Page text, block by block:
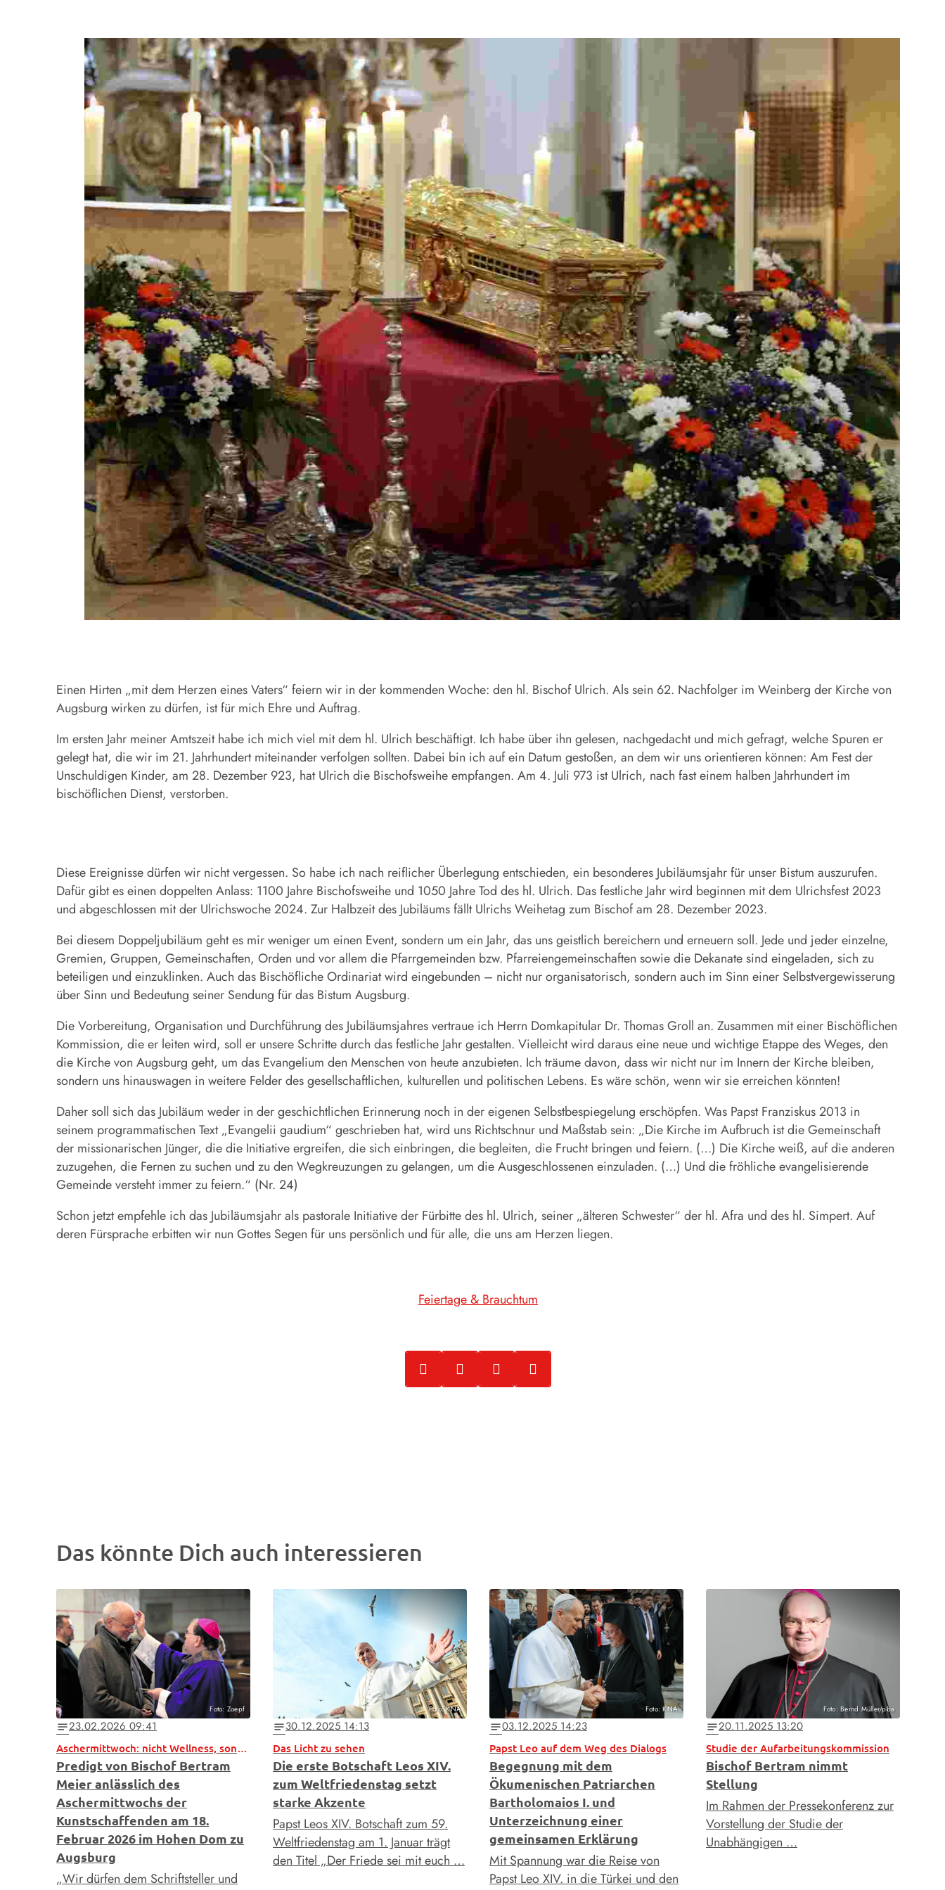
Einen Hirten „mit dem Herzen eines Vaters“ feiern wir in der kommenden Woche: den hl. Bischof Ulrich. Als sein 62. Nachfolger im Weinberg der Kirche von
Augsburg wirken zu dürfen, ist für mich Ehre und Auftrag.
Im ersten Jahr meiner Amtszeit habe ich mich viel mit dem hl. Ulrich beschäftigt. Ich habe über ihn gelesen, nachgedacht und mich gefragt, welche Spuren er
gelegt hat, die wir im 21. Jahrhundert miteinander verfolgen sollten. Dabei bin ich auf ein Datum gestoßen, an dem wir uns orientieren können: Am Fest der
Unschuldigen Kinder, am 28. Dezember 923, hat Ulrich die Bischofsweihe empfangen. Am 4. Juli 973 ist Ulrich, nach fast einem halben Jahrhundert im
bischöflichen Dienst, verstorben.
Diese Ereignisse dürfen wir nicht vergessen. So habe ich nach reiflicher Überlegung entschieden, ein besonderes Jubiläumsjahr für unser Bistum auszurufen.
Dafür gibt es einen doppelten Anlass: 1100 Jahre Bischofsweihe und 1050 Jahre Tod des hl. Ulrich. Das festliche Jahr wird beginnen mit dem Ulrichsfest 2023
und abgeschlossen mit der Ulrichswoche 2024. Zur Halbzeit des Jubiläums fällt Ulrichs Weihetag zum Bischof am 28. Dezember 2023.
Bei diesem Doppeljubiläum geht es mir weniger um einen Event, sondern um ein Jahr, das uns geistlich bereichern und erneuern soll. Jede und jeder einzelne,
Gremien, Gruppen, Gemeinschaften, Orden und vor allem die Pfarrgemeinden bzw. Pfarreiengemeinschaften sowie die Dekanate sind eingeladen, sich zu
beteiligen und einzuklinken. Auch das Bischöfliche Ordinariat wird eingebunden – nicht nur organisatorisch, sondern auch im Sinn einer Selbstvergewisserung
über Sinn und Bedeutung seiner Sendung für das Bistum Augsburg.
Die Vorbereitung, Organisation und Durchführung des Jubiläumsjahres vertraue ich Herrn Domkapitular Dr. Thomas Groll an. Zusammen mit einer Bischöflichen
Kommission, die er leiten wird, soll er unsere Schritte durch das festliche Jahr gestalten. Vielleicht wird daraus eine neue und wichtige Etappe des Weges, den
die Kirche von Augsburg geht, um das Evangelium den Menschen von heute anzubieten. Ich träume davon, dass wir nicht nur im Innern der Kirche bleiben,
sondern uns hinauswagen in weitere Felder des gesellschaftlichen, kulturellen und politischen Lebens. Es wäre schön, wenn wir sie erreichen könnten!
Daher soll sich das Jubiläum weder in der geschichtlichen Erinnerung noch in der eigenen Selbstbespiegelung erschöpfen. Was Papst Franziskus 2013 in
seinem programmatischen Text „Evangelii gaudium“ geschrieben hat, wird uns Richtschnur und Maßstab sein: „Die Kirche im Aufbruch ist die Gemeinschaft
der missionarischen Jünger, die die Initiative ergreifen, die sich einbringen, die begleiten, die Frucht bringen und feiern. (…) Die Kirche weiß, auf die anderen
zuzugehen, die Fernen zu suchen und zu den Wegkreuzungen zu gelangen, um die Ausgeschlossenen einzuladen. (…) Und die fröhliche evangelisierende
Gemeinde versteht immer zu feiern.“ (Nr. 24)
Schon jetzt empfehle ich das Jubiläumsjahr als pastorale Initiative der Fürbitte des hl. Ulrich, seiner „älteren Schwester“ der hl. Afra und des hl. Simpert. Auf
deren Fürsprache erbitten wir nun Gottes Segen für uns persönlich und für alle, die uns am Herzen liegen.
Feiertage & Brauchtum
Das könnte Dich auch interessieren
Foto: Zoepf
notes23.02.2026 09:41
Aschermittwoch: nicht Wellness, sondern Provokation
Predigt von Bischof Bertram
Meier anlässlich des
Aschermittwochs der
Kunstschaffenden am 18.
Februar 2026 im Hohen Dom zu
Augsburg
„Wir dürfen dem Schriftsteller und
Foto: KNA
notes30.12.2025 14:13
Das Licht zu sehen
Die erste Botschaft Leos XIV.
zum Weltfriedenstag setzt
starke Akzente
Papst Leos XIV. Botschaft zum 59.
Weltfriedenstag am 1. Januar trägt
den Titel „Der Friede sei mit euch …
Foto: KNA
notes03.12.2025 14:23
Papst Leo auf dem Weg des Dialogs
Begegnung mit dem
Ökumenischen Patriarchen
Bartholomaios I. und
Unterzeichnung einer
gemeinsamen Erklärung
Mit Spannung war die Reise von
Papst Leo XIV. in die Türkei und den
Foto: Bernd Müller/pba
notes20.11.2025 13:20
Studie der Aufarbeitungskommission
Bischof Bertram nimmt
Stellung
Im Rahmen der Pressekonferenz zur
Vorstellung der Studie der
Unabhängigen …